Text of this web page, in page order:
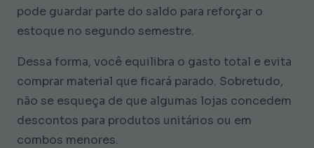
pode guardar parte do saldo para reforçar o
estoque no segundo semestre.
Dessa forma, você equilibra o gasto total e evita
comprar material que ficará parado. Sobretudo,
não se esqueça de que algumas lojas concedem
descontos para produtos unitários ou em
combos menores.